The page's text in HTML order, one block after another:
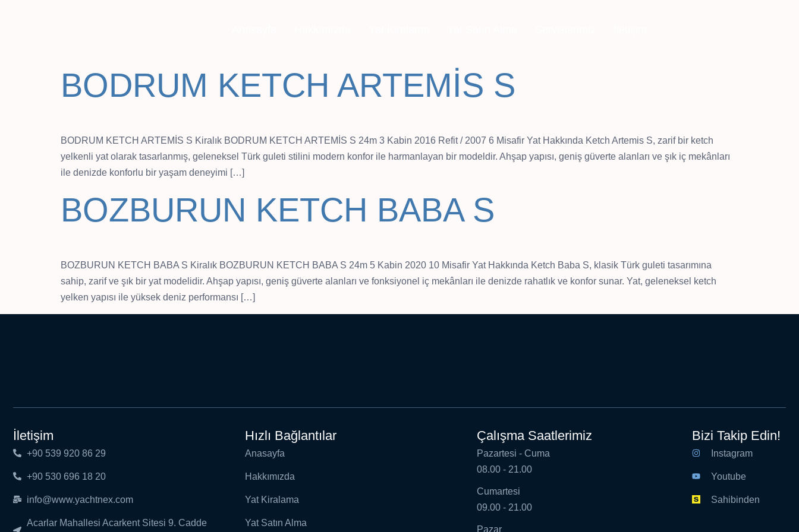
BODRUM KETCH ARTEMİS S
BODRUM KETCH ARTEMİS S Kiralık BODRUM KETCH ARTEMİS S 24m 3 Kabin 2016 Refit / 2007 6 Misafir Yat Hakkında Ketch Artemis S, zarif bir ketch
yelkenli yat olarak tasarlanmış, geleneksel Türk guleti stilini modern konfor ile harmanlayan bir modeldir. Ahşap yapısı, geniş güverte alanları ve şık iç mekânları
ile denizde konforlu bir yaşam deneyimi […]
BOZBURUN KETCH BABA S
BOZBURUN KETCH BABA S Kiralık BOZBURUN KETCH BABA S 24m 5 Kabin 2020 10 Misafir Yat Hakkında Ketch Baba S, klasik Türk guleti tasarımına
sahip, zarif ve şık bir yat modelidir. Ahşap yapısı, geniş güverte alanları ve fonksiyonel iç mekânları ile denizde rahatlık ve konfor sunar. Yat, geleneksel ketch
yelken yapısı ile yüksek deniz performansı […]
İletişim
+90 539 920 86 29
+90 530 696 18 20
info@www.yachtnex.com
Acarlar Mahallesi Acarkent Sitesi 9. Cadde
Hızlı Bağlantılar
Anasayfa
Hakkımızda
Yat Kiralama
Yat Satın Alma
Çalışma Saatlerimiz
Pazartesi - Cuma
08.00 - 21.00
Cumartesi
09.00 - 21.00
Pazar
Bizi Takip Edin!
Instagram
Youtube
Sahibinden